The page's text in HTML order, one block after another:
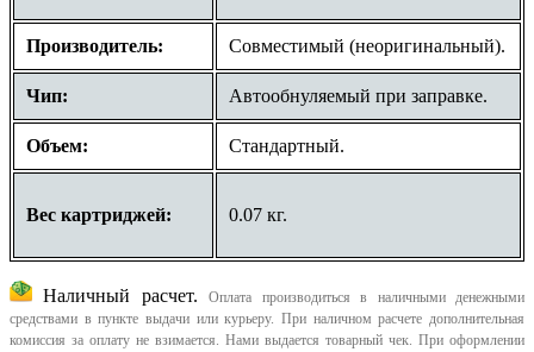
Производитель: Совместимый (неоригинальный).
Чип: Автообнуляемый при заправке.
Объем: Стандартный.
Вес картриджей: 0.07 кг.
Наличный расчет.
Оплата производиться в наличными денежными
средствами в пункте выдачи или курьеру. При наличном расчете дополнительная
комиссия за оплату не взимается. Нами выдается товарный чек. При оформлении